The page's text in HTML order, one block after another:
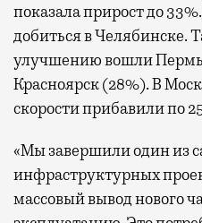
показала прирост до
добиться в Челябинске.
улучшению вошли
Красноярск (28%). В
скорости прибавили по
«Мы завершили один из
инфраструктурных
массовый вывод нового